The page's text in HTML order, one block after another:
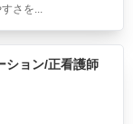
さを...
ション/正看護師